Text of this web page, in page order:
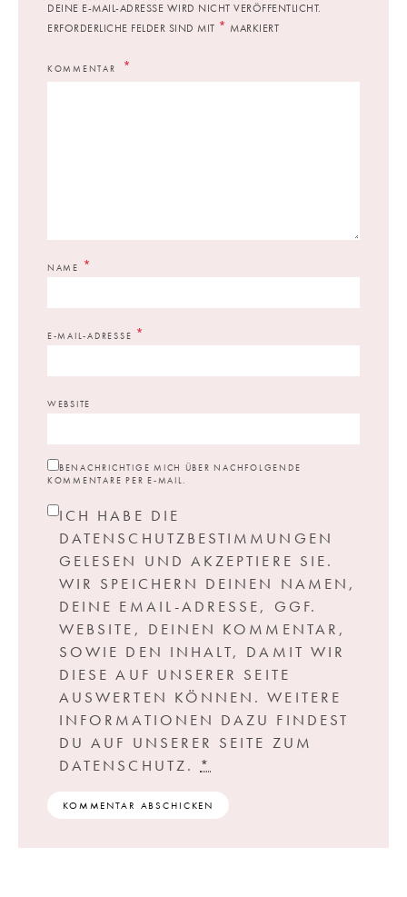
DEINE E-MAIL-ADRESSE WIRD NICHT VERÖFFENTLICHT.
ERFORDERLICHE FELDER SIND MIT * MARKIERT
KOMMENTAR
NAME *
E-MAIL-ADRESSE *
WEBSITE
BENACHRICHTIGE MICH ÜBER NACHFOLGENDE
KOMMENTARE PER E-MAIL.
ICH HABE DIE
DATENSCHUTZBESTIMMUNGEN
GELESEN UND AKZEPTIERE SIE.
WIR SPEICHERN DEINEN NAMEN,
DEINE EMAIL-ADRESSE, GGF.
WEBSITE, DEINEN KOMMENTAR,
SOWIE DEN INHALT, DAMIT WIR
DIESE AUF UNSERER SEITE
AUSWERTEN KÖNNEN. WEITERE
INFORMATIONEN DAZU FINDEST
DU AUF UNSERER SEITE ZUM
DATENSCHUTZ. *